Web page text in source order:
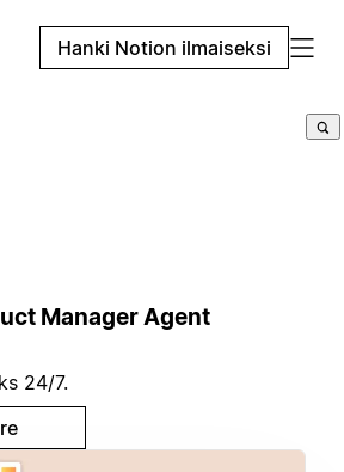
Hanki Notion ilmaiseksi
Manager Agent
24/7.